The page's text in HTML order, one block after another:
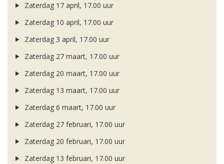
Zaterdag 17 april, 17.00 uur
Zaterdag 10 april, 17.00 uur
Zaterdag 3 april, 17.00 uur
Zaterdag 27 maart, 17.00 uur
Zaterdag 20 maart, 17.00 uur
Zaterdag 13 maart, 17.00 uur
Zaterdag 6 maart, 17.00 uur
Zaterdag 27 februari, 17.00 uur
Zaterdag 20 februari, 17.00 uur
Zaterdag 13 februari, 17.00 uur